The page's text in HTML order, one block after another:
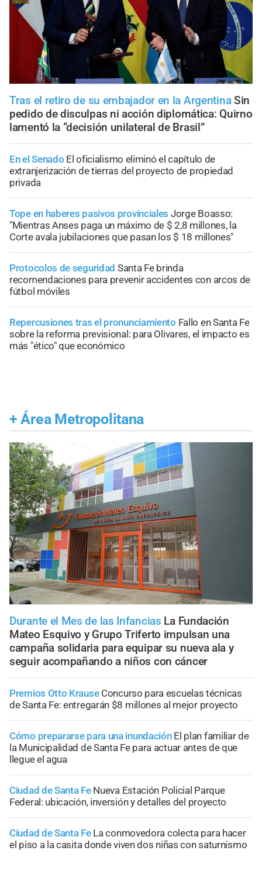
Tras el retiro de su embajador en la Argentina Sin
pedido de disculpas ni acción diplomática: Quirno
lamentó la “decisión unilateral de Brasil”
En el Senado El oficialismo eliminó el capítulo de
extranjerización de tierras del proyecto de propiedad
privada
Tope en haberes pasivos provinciales Jorge Boasso:
"Mientras Anses paga un máximo de $ 2,8 millones, la
Corte avala jubilaciones que pasan los $ 18 millones"
Protocolos de seguridad Santa Fe brinda
recomendaciones para prevenir accidentes con arcos de
fútbol móviles
Repercusiones tras el pronunciamiento Fallo en Santa Fe
sobre la reforma previsional: para Olivares, el impacto es
más "ético" que económico
+ Área Metropolitana
Durante el Mes de las Infancias La Fundación
Mateo Esquivo y Grupo Triferto impulsan una
campaña solidaria para equipar su nueva ala y
seguir acompañando a niños con cáncer
Premios Otto Krause Concurso para escuelas técnicas
de Santa Fe: entregarán $8 millones al mejor proyecto
Cómo prepararse para una inundación El plan familiar de
la Municipalidad de Santa Fe para actuar antes de que
llegue el agua
Ciudad de Santa Fe Nueva Estación Policial Parque
Federal: ubicación, inversión y detalles del proyecto
Ciudad de Santa Fe La conmovedora colecta para hacer
el piso a la casita donde viven dos niñas con saturnismo